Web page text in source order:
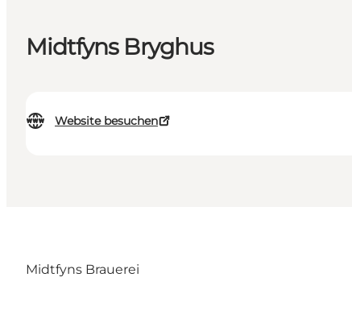
Midtfyns Bryghus
Website besuchen
Midtfyns Brauerei